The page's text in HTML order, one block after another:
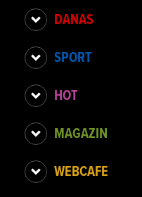
DANAS
SPORT
HOT
MAGAZIN
WEBCAFE